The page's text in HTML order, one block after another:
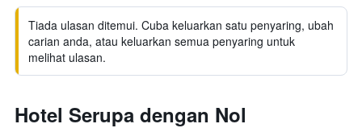
Tiada ulasan ditemui. Cuba keluarkan satu penyaring, ubah
carian anda, atau keluarkan semua penyaring untuk
melihat ulasan.
Hotel Serupa dengan Nol